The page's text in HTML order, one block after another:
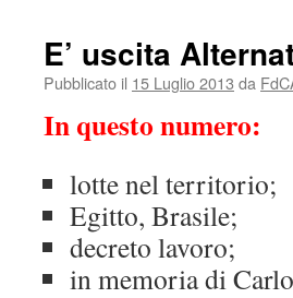
E’ uscita
Pubblicato il 15 Luglio 2013 da
In questo numero:
lotte nel territorio;
Egitto, Brasile;
decreto lavoro;
in memoria di